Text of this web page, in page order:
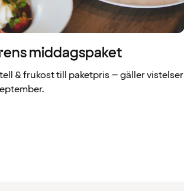
middagspaket
& frukost till paketpris – gäller vistelser